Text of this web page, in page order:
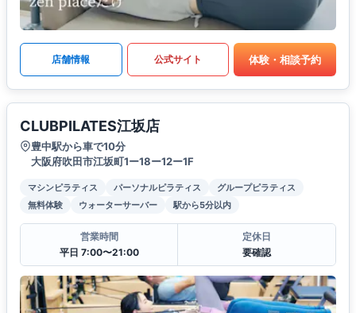
店舗情報 公式サイト 体験・相談予約
CLUBPILATES江坂店
豊中駅から車で10分
大阪府吹田市江坂町1ー18ー12ー1F
マシンピラティス パーソナルピラティス
グループピラティス
無料体験
ウォーターサーバー 駅から5分以内
営業時間
平日 7:00〜21:00
定休日
要確認